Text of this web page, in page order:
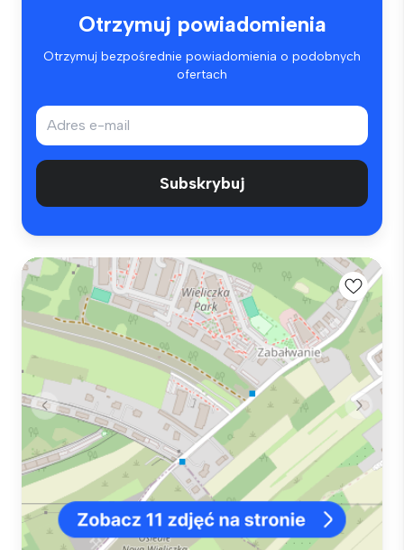
Otrzymuj powiadomienia
Otrzymuj bezpośrednie powiadomienia o podobnych
ofertach
Subskrybuj